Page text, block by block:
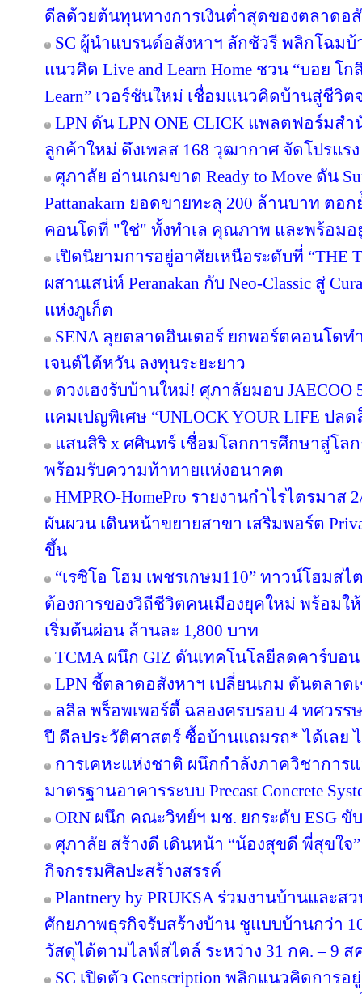
ดีลด้วยต้นทุนทางการเงินต่ำสุดของตลาดอ
SC ผู้นำแบรนด์อสังหาฯ ลักชัวรี พลิกโฉมบ้
แนวคิด Live and Learn Home ชวน “บอย โ
Learn” เวอร์ชันใหม่ เชื่อมแนวคิดบ้านสู่ชีวิต
LPN ดัน LPN ONE CLICK แพลตฟอร์มส
ลูกค้าใหม่ ดึงเพลส 168 วุฒากาศ จัดโปรแร
ศุภาลัย อ่านเกมขาด Ready to Move ดัน
Pattanakarn ยอดขายทะลุ 200 ล้านบาท ต
คอนโดที่ "ใช่" ทั้งทำเล คุณภาพ และพร้อมอ
เปิดนิยามการอยู่อาศัยเหนือระดับที่ “THE
ผสานเสน่ห์ Peranakan กับ Neo-Classic สู่
แห่งภูเก็ต
SENA ลุยตลาดอินเตอร์ ยกพอร์ตคอนโดท
เจนต์ไต้หวัน ลงทุนระยะยาว
ดวงเฮงรับบ้านใหม่! ศุภาลัยมอบ
แคมเปญพิเศษ “UNLOCK YOUR LIFE ปล
แสนสิริ x ศศินทร์ เชื่อมโลกการศึกษาสู่โลก
พร้อมรับความท้าทายแห่งอนาคต
HMPRO-HomePro รายงานกำไรไตรมาส
ผันผวน เดินหน้าขยายสาขา เสริมพอร์ต
ขึ้น
“เรซิโอ โฮม เพชรเกษม110” ทาวน์โฮมส
ต้องการของวิถีชีวิตคนเมืองยุคใหม่ พร้อมให้
เริ่มต้นผ่อน ล้านละ 1,800 บาท
TCMA ผนึก GIZ ดันเทคโนโลยีลดคาร์บอน
LPN ชี้ตลาดอสังหาฯ เปลี่ยนเกม ดันตลา
ลลิล พร็อพเพอร์ตี้ ฉลองครบรอบ 4 ทศวรร
ปี ดีลประวัติศาสตร์ ซื้อบ้านแถมรถ* ได้เลย
การเคหะแห่งชาติ ผนึกกำลังภาควิชาการ
มาตรฐานอาคารระบบ Precast Concrete
ORN ผนึก คณะวิทย์ฯ มช. ยกระดับ ESG ขั
ศุภาลัย สร้างดี เดินหน้า “น้องสุขดี พี่สุขใจ
กิจกรรมศิลปะสร้างสรรค์
Plantnery by PRUKSA ร่วมงานบ้านและส
ศักยภาพธุรกิจรับสร้างบ้าน ชูแบบบ้านกว่า
วัสดุได้ตามไลฟ์สไตล์ ระหว่าง 31 กค. – 9 ส
SC เปิดตัว Genscription พลิกแนวคิดการ